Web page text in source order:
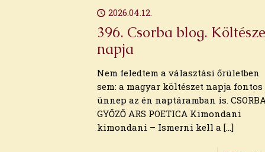
2026.04.12.
396. Csorba blog.
napja
Nem feledtem a választási őrületben
sem: a magyar költészet napja fontos
ünnep az én naptáramban is.
GYŐZŐ ARS POETICA Kimondani
kimondani – Ismerni kell a […]